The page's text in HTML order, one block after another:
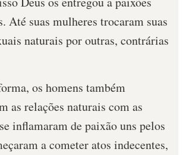
Até suas mulheres trocaram suas
naturais por outras, contrárias
os homens também
as relações naturais com as
inflamaram de paixão uns pelos
a cometer atos indecentes,